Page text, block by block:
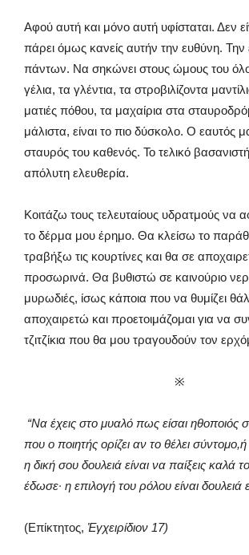
Αφού αυτή και μόνο αυτή υφίσταται. Δεν
πάρει όμως κανείς αυτήν την ευθύνη.
πάντων. Να σηκώνει στους ώμους του
γέλια, τα γλέντια, τα στροβιλίζοντα
ματιές πόθου, τα μαχαίρια στα
μάλιστα, είναι το πιο δύσκολο. Ο εαυτός
σταυρός του καθενός. Το τελικό
απόλυτη ελευθερία.
Κοιτάζω τους τελευταίους υδρατμούς να
το δέρμα μου έρημο. Θα κλείσω το
τραβήξω τις κουρτίνες και θα σε
προσωρινά. Θα βυθιστώ σε καινούριο
μυρωδιές, ίσως κάποια που να θυμίζει
αποχαιρετώ και προετοιμάζομαι για να
τζιτζίκια που θα μου τραγουδούν τον
※
“Να έχεις στο μυαλό πως είσαι ηθοποιός
που ο ποιητής ορίζει αν το θέλει
η δική σου δουλειά είναι να παίξεις καλά
έδωσε· η επιλογή του ρόλου είναι δουλειά
(Επίκτητος, Ἐγχειρίδιον 17)